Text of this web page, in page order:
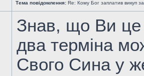
Тема повідомлення: Re: Кому Бог заплатив викуп
Знав, що Ви
два терміна
Свого Сина у